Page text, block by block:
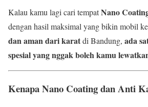
Kalau kamu lagi cari tempatNano
dengan hasil maksimal yang bikin mobil
dan aman dari karatdi Bandung, ada
spesial yang nggak boleh kamu
Kenapa Nano Coating dan Anti